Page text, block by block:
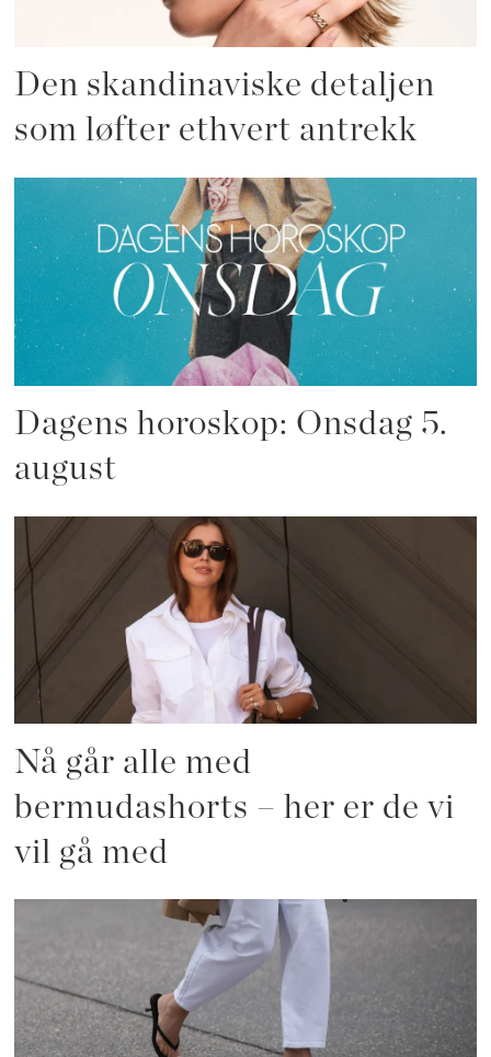
Den skandinaviske detaljen
som løfter ethvert antrekk
Dagens horoskop: Onsdag 5.
august
Nå går alle med
bermudashorts – her er de vi
vil gå med